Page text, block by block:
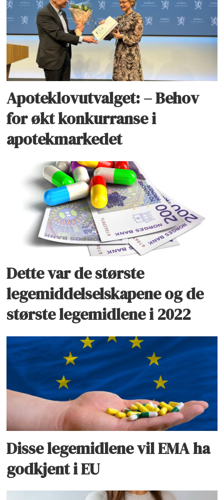
Apoteklovutvalget: – Behov
for økt konkurranse i
apotekmarkedet
Dette var de største
legemiddelselskapene og de
største legemidlene i 2022
Disse legemidlene vil EMA ha
godkjent i EU